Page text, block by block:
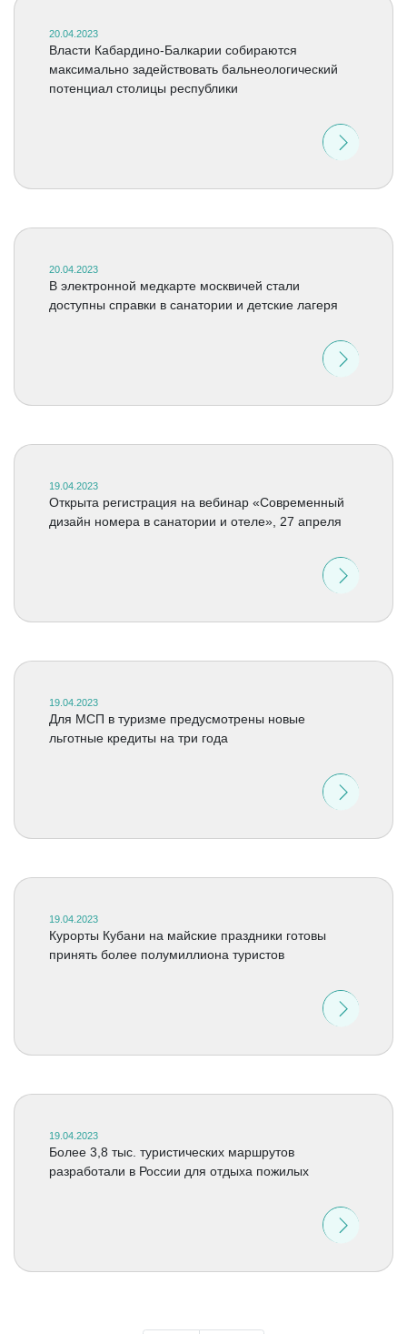
20.04.2023
Власти Кабардино-Балкарии собираются
максимально задействовать бальнеологический
потенциал столицы республики
20.04.2023
В электронной медкарте москвичей стали
доступны справки в санатории и детские лагеря
19.04.2023
Открыта регистрация на вебинар «Современный
дизайн номера в санатории и отеле», 27 апреля
19.04.2023
Для МСП в туризме предусмотрены новые
льготные кредиты на три года
19.04.2023
Курорты Кубани на майские праздники готовы
принять более полумиллиона туристов
19.04.2023
Более 3,8 тыс. туристических маршрутов
разработали в России для отдыха пожилых